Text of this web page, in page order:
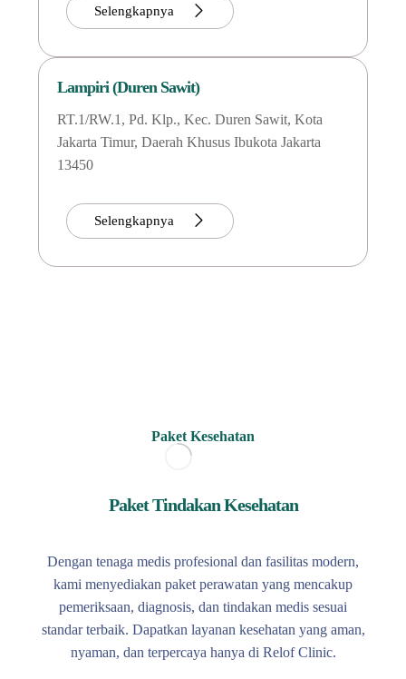
Selengkapnya
Lampiri (Duren Sawit)
RT.1/RW.1, Pd. Klp., Kec. Duren Sawit, Kota
Jakarta Timur, Daerah Khusus Ibukota Jakarta
13450
Selengkapnya
Paket Kesehatan
Paket Tindakan Kesehatan
Dengan tenaga medis profesional dan fasilitas modern,
kami menyediakan paket perawatan yang mencakup
pemeriksaan, diagnosis, dan tindakan medis sesuai
standar terbaik. Dapatkan layanan kesehatan yang aman,
nyaman, dan terpercaya hanya di Relof Clinic.